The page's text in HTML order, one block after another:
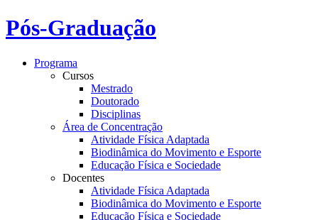
Pós-Graduação
Programa
Cursos
Mestrado
Doutorado
Disciplinas
Área de Concentração
Atividade Física Adaptada
Biodinâmica do Movimento e Esporte
Educação Física e Sociedade
Docentes
Atividade Física Adaptada
Biodinâmica do Movimento e Esporte
Educação Física e Sociedade